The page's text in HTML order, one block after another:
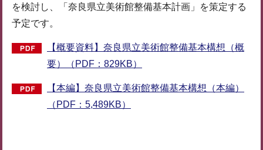
を検討し、「奈良県立美術館整備基本計画」を策定する
予定です。
【概要資料】奈良県立美術館整備基本構想（概
要）（PDF：829KB）
【本編】奈良県立美術館整備基本構想（本編）
（PDF：5,489KB）